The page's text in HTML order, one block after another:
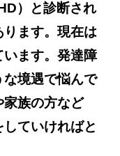
）と診断され
ます。現在は
ます。発達障
境遇で悩んで
家族の方など
ていければと